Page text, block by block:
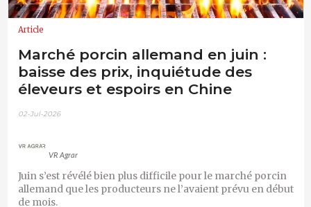
Article
Marché porcin allemand en juin :
baisse des prix, inquiétude des
éleveurs et espoirs en Chine
02-Jul-2026
VR Agrar
Juin s’est révélé bien plus difficile pour le marché porcin
allemand que les producteurs ne l’avaient prévu en début
de mois.